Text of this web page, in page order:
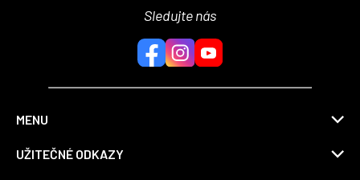
Sledujte nás
MENU
UŽITEČNÉ ODKAZY